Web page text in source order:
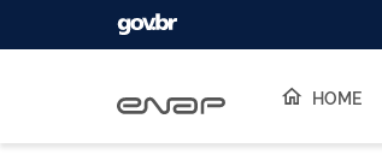
HOME